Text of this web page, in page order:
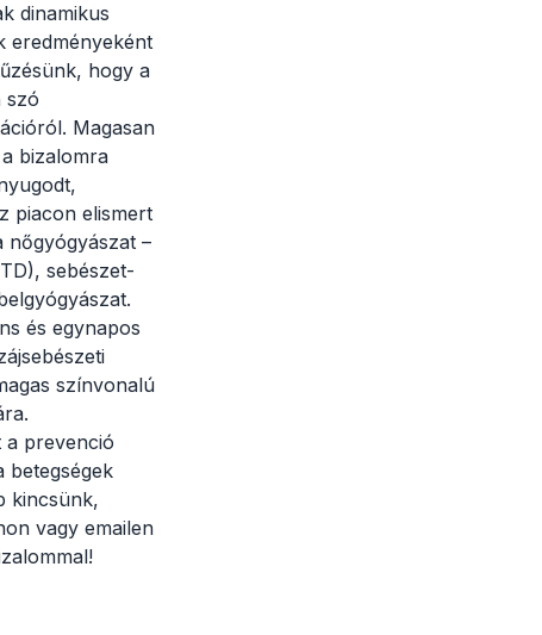
dinamikus
eredményeként
hogy a
szó
Magasan
bizalomra
piacon elismert
nőgyógyászat –
sebészet-
és egynapos
színvonalú
a prevenció
betegségek
kincsünk,
vagy emailen